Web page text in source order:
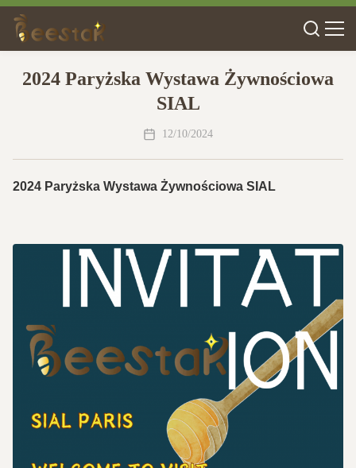
2024 Paryżska Wystawa Żywnościowa
SIAL
12/10/2024
2024 Paryżska Wystawa Żywnościowa SIAL